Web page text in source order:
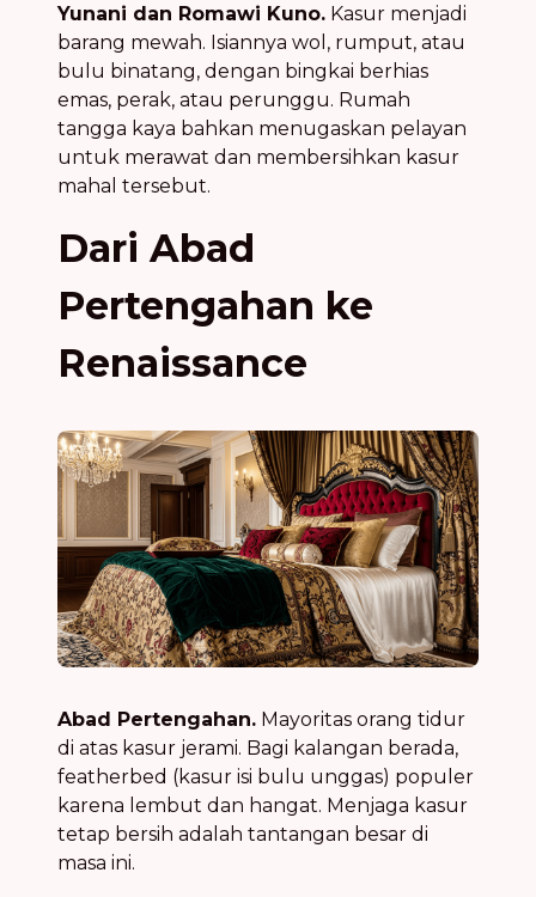
Yunani dan Romawi Kuno. Kasur menjadi
barang mewah. Isiannya wol, rumput, atau
bulu binatang, dengan bingkai berhias
emas, perak, atau perunggu. Rumah
tangga kaya bahkan menugaskan pelayan
untuk merawat dan membersihkan kasur
mahal tersebut.
Dari Abad
Pertengahan ke
Renaissance
Abad Pertengahan. Mayoritas orang tidur
di atas kasur jerami. Bagi kalangan berada,
featherbed (kasur isi bulu unggas) populer
karena lembut dan hangat. Menjaga kasur
tetap bersih adalah tantangan besar di
masa ini.